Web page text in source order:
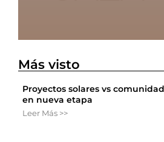
Más visto
Proyectos solares vs
en nueva etapa
Leer Más >>